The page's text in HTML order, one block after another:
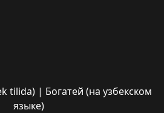
tilida) | Богатей (на узбекском
языке)